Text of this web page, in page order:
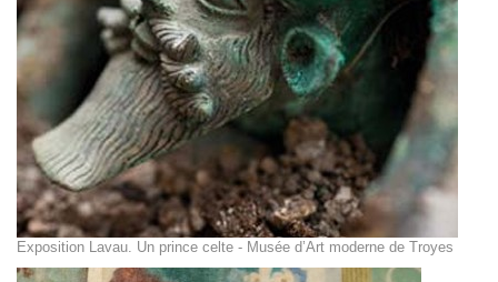
Exposition Lavau. Un prince celte - Musée d’Art moderne de Troyes